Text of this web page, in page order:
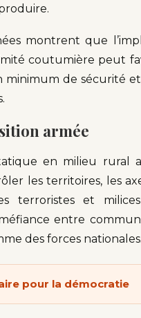
montrent que
coutumière peut
minimum de sécurité
armée
en milieu rural
les territoires, les
terroristes et
entre
des forces nationales.
pour la démocratie